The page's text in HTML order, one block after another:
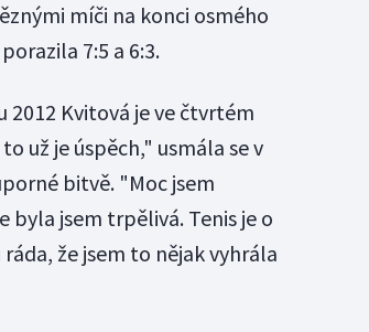
míči na konci osmého
7:5 a 6:3.
Kvitová je ve čtvrtém
už je úspěch," usmála se v
bitvě. "Moc jsem
byla jsem trpělivá. Tenis je o
že jsem to nějak vyhrála